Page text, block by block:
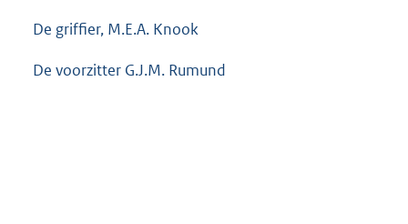
De griffier, M.E.A. Knook
De voorzitter G.J.M. Rumund